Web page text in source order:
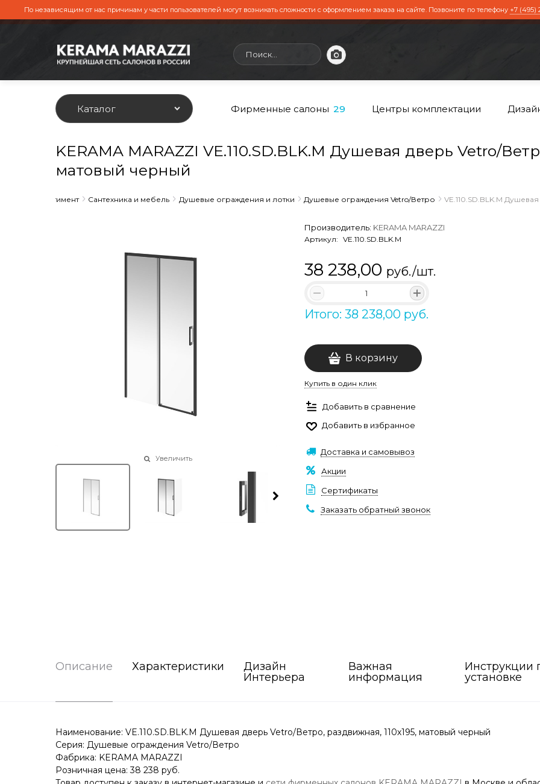
По независящим от нас причинам у части пользователей могут возникать сложности с оформлением заказа на сайте. Позвоните по телефону +7 (495)
Каталог Фирменные салоны 29 Центры комплектации
KERAMA MARAZZI VE.110.SD.BLK.M Душевая дверь Vetro/
матовый черный
Ассортимент Сантехника и мебель Душевые ограждения и лотки Душевые ограждения Vetro/Ветро VE.110.SD.BLK.M
Увеличить
Производитель: KERAMA MARAZZI
Артикул: VE.110.SD.BLK.M
38 238,00 руб./шт.
Итого: 38 238,00 руб.
В корзину
Купить в один клик
Добавить в сравнение
Добавить в избранное
Доставка и самовывоз
Акции
Сертификаты
Заказать обратный звонок
Описание Характеристики
Дизайн
Интерьера
Важная
информация
Инструкции
установке
Наименование: VE.110.SD.BLK.M Душевая дверь Vetro/Ветро, раздвижная, 110х195, матовый черный
Серия: Душевые ограждения Vetro/Ветро
Фабрика: KERAMA MARAZZI
Розничная цена: 38 238 руб.